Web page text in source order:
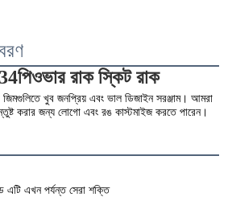
পিওভার রাক স্কিট রাক
খুব জনপ্রিয় এবং ভাল ডিজাইন সরঞ্জাম। আমরা
করার জন্য লোগো এবং রঙ কাস্টমাইজ করতে পারেন।
এটি এখন পর্যন্ত সেরা শক্তি